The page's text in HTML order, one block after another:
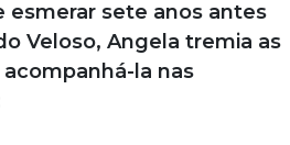
esmerar sete anos antes
Veloso, Angela tremia as
la nas